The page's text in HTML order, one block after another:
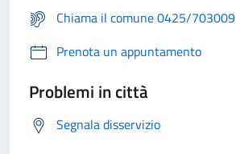
Chiama il comune 0425/703009
Prenota un appuntamento
Problemi in città
Segnala disservizio